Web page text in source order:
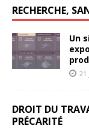
RECHERCHE,
Un
21
DROIT DU
PRÉCARITÉ